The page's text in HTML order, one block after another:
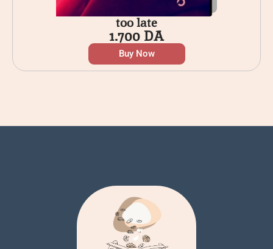
too late
1.700DA
Buy Now